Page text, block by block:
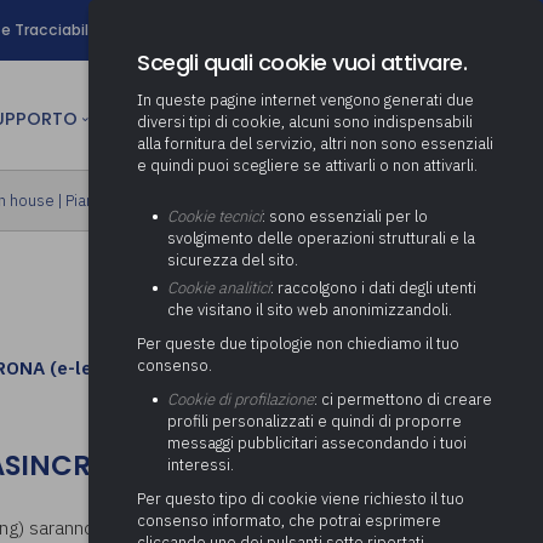
e Tracciabilità
Determinazione fondo risorse
decentrate
Pratiche previdenziali
ai comuni per l’attivazione di
(Partenariato Pubblico
Privato)
Società e organismi
adempimenti degli enti locali
Adeguamento del sistema di
gestione documentale alle
nuove linee guida sul
documento informatico
Protezione dei Dati (RPD,
altrimenti denominato Data
Protection Officer, DPO)
Supporto transizione al
digitale
Gestione IVA
Gestione IRAP
Consolidato
Relazione di fine e inizio
mandato
Supporto alla predisposizione
del Piano Economico-
Attività di supporto Gare
Energetiche (ex Legge 10/91)
Controllo Pratiche Sismiche
convegni
CULTURA person AREA RISERVATA
house | Piano formativo gratuito associati
(e-learning), consentono di adempiere
(e-learning)
saranno disponibili fino al30 settembre
Scegli quali cookie vuoi attivare.
In queste pagine internet vengono generati due
diversi tipi di cookie, alcuni sono indispensabili
alla fornitura del servizio, altri non sono essenziali
e quindi puoi scegliere se attivarli o non attivarli.
Cookie tecnici: sono essenziali per lo
svolgimento delle operazioni strutturali e la
sicurezza del sito.
Cookie analitici: raccolgono i dati degli utenti
che visitano il sito web anonimizzandoli.
Per queste due tipologie non chiediamo il tuo
consenso.
Cookie di profilazione: ci permettono di creare
profili personalizzati e quindi di proporre
messaggi pubblicitari assecondando i tuoi
interessi.
Per questo tipo di cookie viene richiesto il tuo
consenso informato, che potrai esprimere